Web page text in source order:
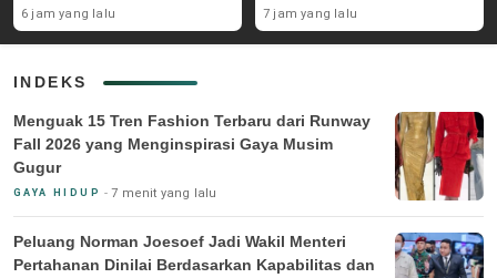
6 jam yang lalu
Disabilitas
7 jam yang lalu
INDEKS
Menguak 15 Tren Fashion Terbaru dari Runway
Fall 2026 yang Menginspirasi Gaya Musim
Gugur
GAYA HIDUP 7 menit yang lalu
Peluang Norman Joesoef Jadi Wakil Menteri
Pertahanan Dinilai Berdasarkan Kapabilitas dan